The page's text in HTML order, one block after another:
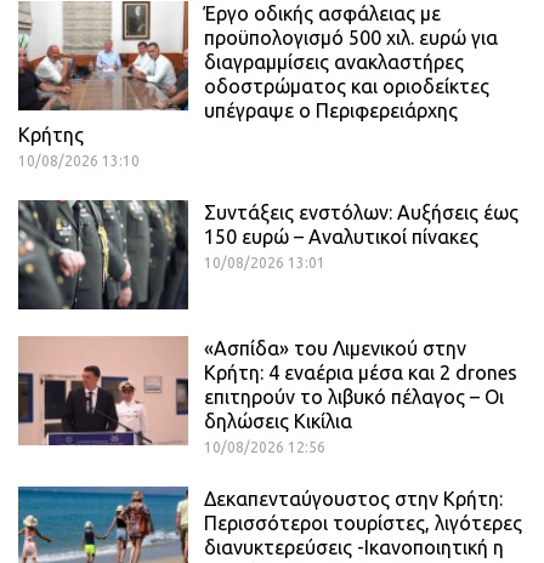
Έργο οδικής ασφάλειας με
προϋπολογισμό 500 χιλ. ευρώ για
διαγραμμίσεις ανακλαστήρες
οδοστρώματος και οριοδείκτες
υπέγραψε ο Περιφερειάρχης
Κρήτης
10/08/2026 13:10
Συντάξεις ενστόλων: Αυξήσεις έως
150 ευρώ – Αναλυτικοί πίνακες
10/08/2026 13:01
«Ασπίδα» του Λιμενικού στην
Κρήτη: 4 εναέρια μέσα και 2 drones
επιτηρούν το λιβυκό πέλαγος – Οι
δηλώσεις Κικίλια
10/08/2026 12:56
Δεκαπενταύγουστος στην Κρήτη:
Περισσότεροι τουρίστες, λιγότερες
διανυκτερεύσεις -Ικανοποιητική η